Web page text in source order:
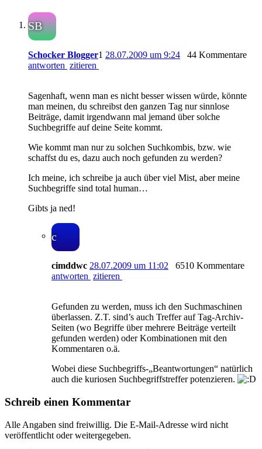
SB
Schocker Blogger1 28.07.2009 um 9:24
44 Kommentare
antworten zitieren
Sagenhaft, wenn man es nicht besser wissen würde, könnte
man meinen, du schreibst den ganzen Tag nur sinnlose
Beiträge, damit irgendwann mal jemand über solche
Suchbegriffe auf deine Seite kommt.
Wie kommt man nur zu solchen Suchkombis, bzw. wie
schaffst du es, dazu auch noch gefunden zu werden?
Ich meine, ich schreibe ja auch über viel Mist, aber meine
Suchbegriffe sind total human…
Gibts ja ned!
c
cimddwc 28.07.2009 um 11:02
6510 Kommentare
antworten zitieren
Gefunden zu werden, muss ich den Suchmaschinen
überlassen. Z.T. sind’s auch Treffer auf Tag-Archiv-
Seiten (wo Begriffe über mehrere Beiträge verteilt
gefunden werden) oder Kombinationen mit den
Kommentaren o.ä.
Wobei diese Suchbegriffs-„Beantwortungen“ natürlich
auch die kuriosen Suchbegriffstreffer potenzieren.
Schreib einen Kommentar
Alle Angaben sind freiwillig. Die E-Mail-Adresse wird nicht
veröffentlicht oder weitergegeben.